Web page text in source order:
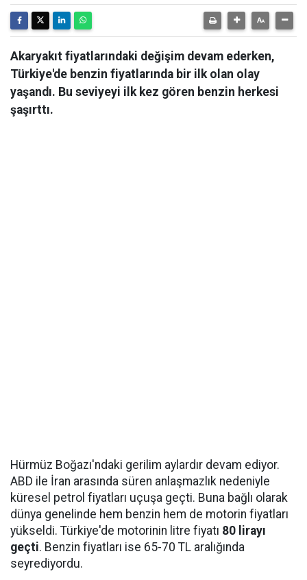
Akaryakıt fiyatlarındaki değişim devam ederken,
Türkiye'de benzin fiyatlarında bir ilk olan olay
yaşandı. Bu seviyeyi ilk kez gören benzin herkesi
şaşırttı.
Hürmüz Boğazı'ndaki gerilim aylardır devam ediyor.
ABD ile İran arasında süren anlaşmazlık nedeniyle
küresel petrol fiyatları uçuşa geçti. Buna bağlı olarak
dünya genelinde hem benzin hem de motorin fiyatları
yükseldi. Türkiye'de motorinin litre fiyatı 80 lirayı
geçti. Benzin fiyatları ise 65-70 TL aralığında
seyrediyordu.